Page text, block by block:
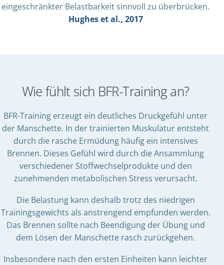
eingeschränkter Belastbarkeit sinnvoll zu überbrücken.
Hughes et al., 2017
Wie fühlt sich BFR-Training an?
BFR-Training erzeugt ein deutliches Druckgefühl unter
der Manschette. In der trainierten Muskulatur entsteht
durch die rasche Ermüdung häufig ein intensives
Brennen. Dieses Gefühl wird durch die Ansammlung
verschiedener Stoffwechselprodukte und den
zunehmenden metabolischen Stress verursacht.
Die Belastung kann deshalb trotz des niedrigen
Trainingsgewichts als anstrengend empfunden werden.
Das Brennen sollte nach Beendigung der Übung und
dem Lösen der Manschette rasch zurückgehen.
Insbesondere nach den ersten Einheiten kann leichter